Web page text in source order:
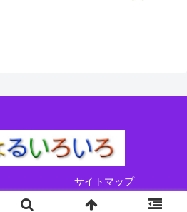
サイトマップ
なるいろいろ All Rights Reserved.